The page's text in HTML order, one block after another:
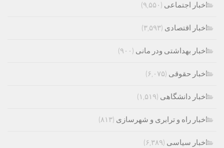
اخبار اجتماعی (۹,۵۵۰)
اخبار اقتصادی (۳,۵۹۳)
اخبار بهداشتی ودر مانی (۹۰۰)
اخبار حقوقی (۶,۰۷۵)
اخبار دانشگاهی (۱,۵۱۹)
اخبار راه و ترابری و شهرسازی (۸۱۳)
اخبار سیاسی (۶,۳۸۹)